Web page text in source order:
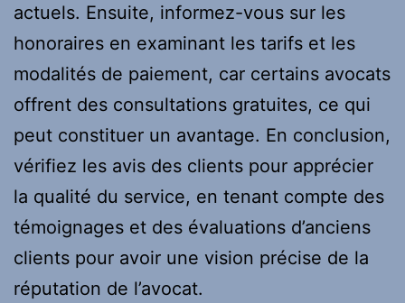
actuels. Ensuite, informez-vous sur les
honoraires en examinant les tarifs et les
modalités de paiement, car certains avocats
offrent des consultations gratuites, ce qui
peut constituer un avantage. En conclusion,
vérifiez les avis des clients pour apprécier
la qualité du service, en tenant compte des
témoignages et des évaluations d’anciens
clients pour avoir une vision précise de la
réputation de l’avocat.